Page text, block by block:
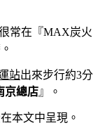
常在『MAX炭火
站出來步行約3分
京總店』。
本文中呈現。